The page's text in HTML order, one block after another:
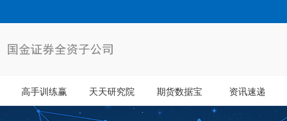
高手训练赢 天天研究院 期货数据宝 资讯速递